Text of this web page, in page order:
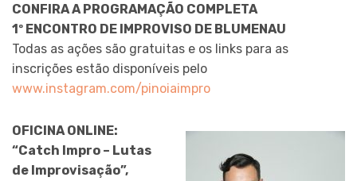
CONFIRA A PROGRAMAÇÃO COMPLETA
1º ENCONTRO DE IMPROVISO DE BLUMENAU
Todas as ações são gratuitas e os links para as
inscrições estão disponíveis pelo
www.instagram.com/pinoiaimpro
OFICINA ONLINE:
“Catch Impro – Lutas
de Improvisação”,